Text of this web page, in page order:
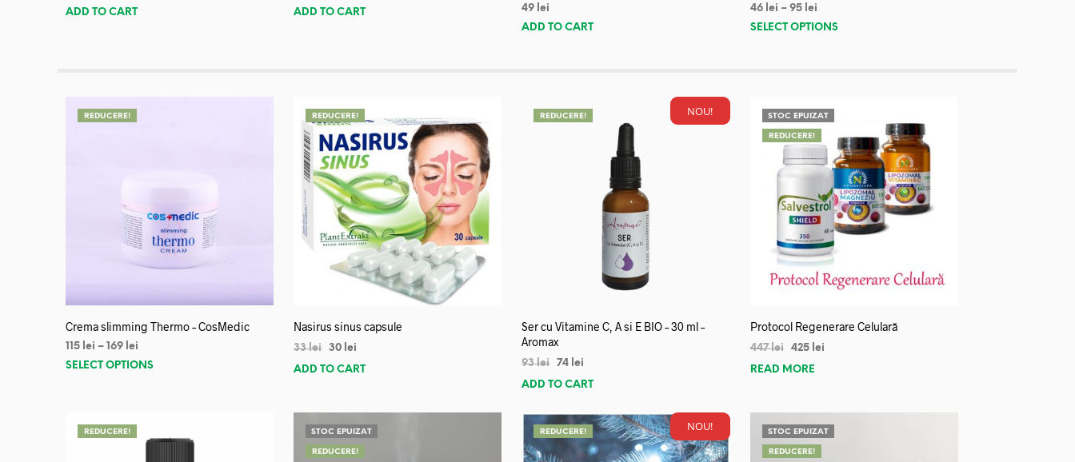
ADD TO CART
ADD TO CART
49 lei
ADD TO CART
46 lei – 95 lei
SELECT OPTIONS
REDUCERE!
Crema slimming Thermo – CosMedic
115 lei – 169 lei
SELECT OPTIONS
REDUCERE!
Nasirus sinus capsule
33lei 30 lei
ADD TO CART
NOU!
REDUCERE!
Ser cu Vitamine C, A si E BIO – 30 ml –
Aromax
93lei 74 lei
ADD TO CART
STOC EPUIZAT
REDUCERE!
Protocol Regenerare Celulară
447lei 425 lei
READ MORE
REDUCERE! STOC EPUIZAT
REDUCERE!
NOU!
REDUCERE! STOC EPUIZAT
REDUCERE!